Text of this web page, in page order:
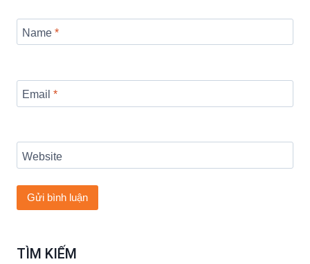
Name *
Email *
Website
TÌM KIẾM